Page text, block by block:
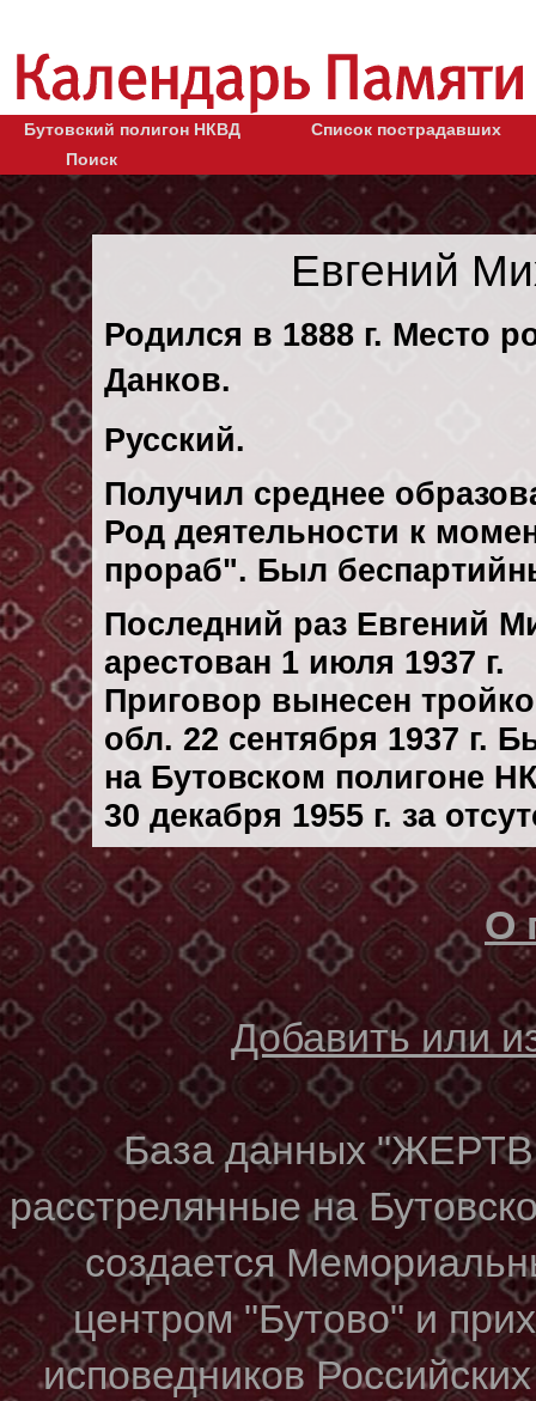
Бутовский полигон НКВД
Список пострадавших
Поиск
Евгений
Родился в 1888 г. Место
Данков.
Русский.
Получил среднее
Род деятельности к
прораб". Был
Последний раз Евгений
арестован 1 июля 1937 г.
Приговор вынесен
обл. 22 сентября 1937 г.
на Бутовском полигоне
30 декaбря 1955 г. за
О
Добавить или
База данных
расстрелянные на
создается
центром "Бутово" и
исповедников